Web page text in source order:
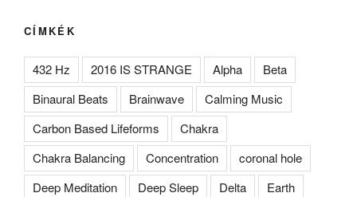
CÍMKÉK
432 Hz 2016 IS STRANGE Alpha
Beta
Binaural Beats
Brainwave
Calming Music
Carbon Based Lifeforms
Chakra
Chakra Balancing
Concentration
coronal hole
Deep Meditation
Deep Sleep Delta
Earth